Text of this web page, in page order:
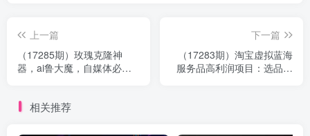
上一篇
（17285期）玫瑰克隆神
器，ai鲁大魔，自媒体必备
下一篇
（17283期）淘宝虚拟蓝海
服务品高利润项目：选品策
相关推荐